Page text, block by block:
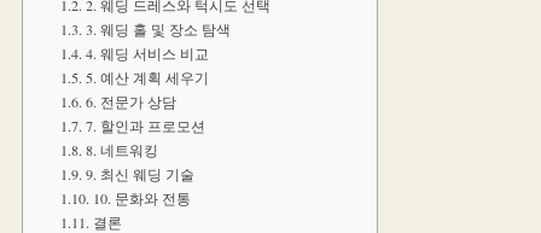
2. 웨딩 드레스와 턱시도 선택
3. 웨딩 홀 및 장소 탐색
4. 웨딩 서비스 비교
5. 예산 계획 세우기
6. 전문가 상담
7. 할인과 프로모션
8. 네트워킹
9. 최신 웨딩 기술
10. 문화와 전통
결론